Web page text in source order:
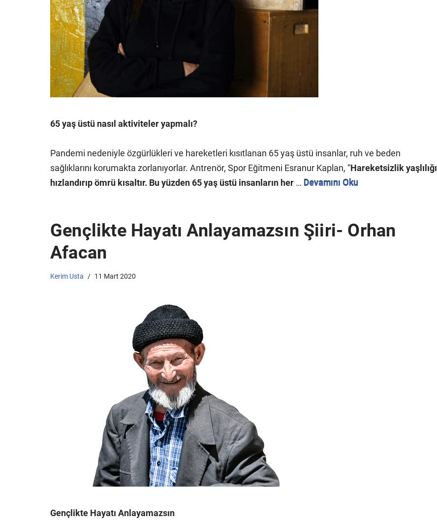
65 yaş üstü nasıl aktiviteler yapmalı?
Pandemi nedeniyle özgürlükleri ve hareketleri kısıtlanan 65 yaş üstü insanlar, ruh ve beden
sağlıklarını korumakta zorlanıyorlar. Antrenör, Spor Eğitmeni Esranur Kaplan, “Hareketsizlik yaşlılığı
hızlandırıp ömrü kısaltır. Bu yüzden 65 yaş üstü insanların her … Devamını Oku
Gençlikte Hayatı Anlayamazsın Şiiri- Orhan
Afacan
Kerim Usta 11 Mart 2020
Gençlikte Hayatı Anlayamazsın